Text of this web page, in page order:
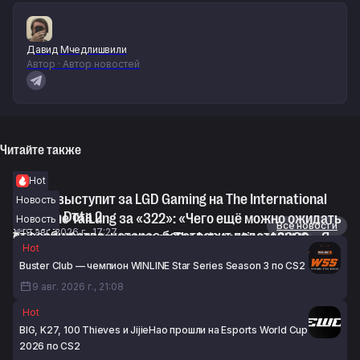
Давид Мчедлишвили
Автор · Автор новостей
Читайте также
Hot
Topson выступит за LGD Gaming на The International
2026 по Dota 2
9 авг. 2026 г., 17:27
Новость
KJ о бане TaiLung за «322»: «Чего ещё можно ожидать
от сообщества, которое боготворит подставные
матчи»
9 авг. 2026 г., 16:52
Новость
TaiLung об отстранении от The International 2026: «Я
жду возможности обсудить эту ситуацию со своим
адвокатом»
9 авг. 2026 г., 16:22
Новости
Все новости
Hot
Buster Club — чемпион WINLINE Star Series Season 3 по CS2
9 авг. 2026 г., 21:08
Hot
BIG, K27, 100 Thieves и JijieHao прошли на Esports World Cup
2026 по CS2